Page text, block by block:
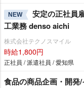
NEW
安定の正社員
工業務 denso aichi
株式会社テクノスマイル
時給1,800円
正社員 / 派遣社員 / 愛知県
食品の商品企画・開発